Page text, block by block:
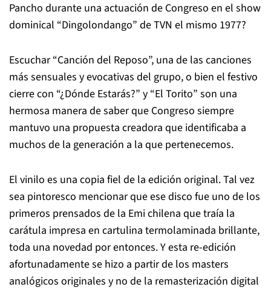
Pancho durante una actuación de Congreso en el show
dominical “Dingolondango” de TVN el mismo 1977?
Escuchar “Canción del Reposo”, una de las canciones
más sensuales y evocativas del grupo, o bien el festivo
cierre con “¿Dónde Estarás?” y “El Torito” son una
hermosa manera de saber que Congreso siempre
mantuvo una propuesta creadora que identificaba a
muchos de la generación a la que pertenecemos.
El vinilo es una copia fiel de la edición original. Tal vez
sea pintoresco mencionar que ese disco fue uno de los
primeros prensados de la Emi chilena que traía la
carátula impresa en cartulina termolaminada brillante,
toda una novedad por entonces. Y esta re-edición
afortunadamente se hizo a partir de los masters
analógicos originales y no de la remasterización digital